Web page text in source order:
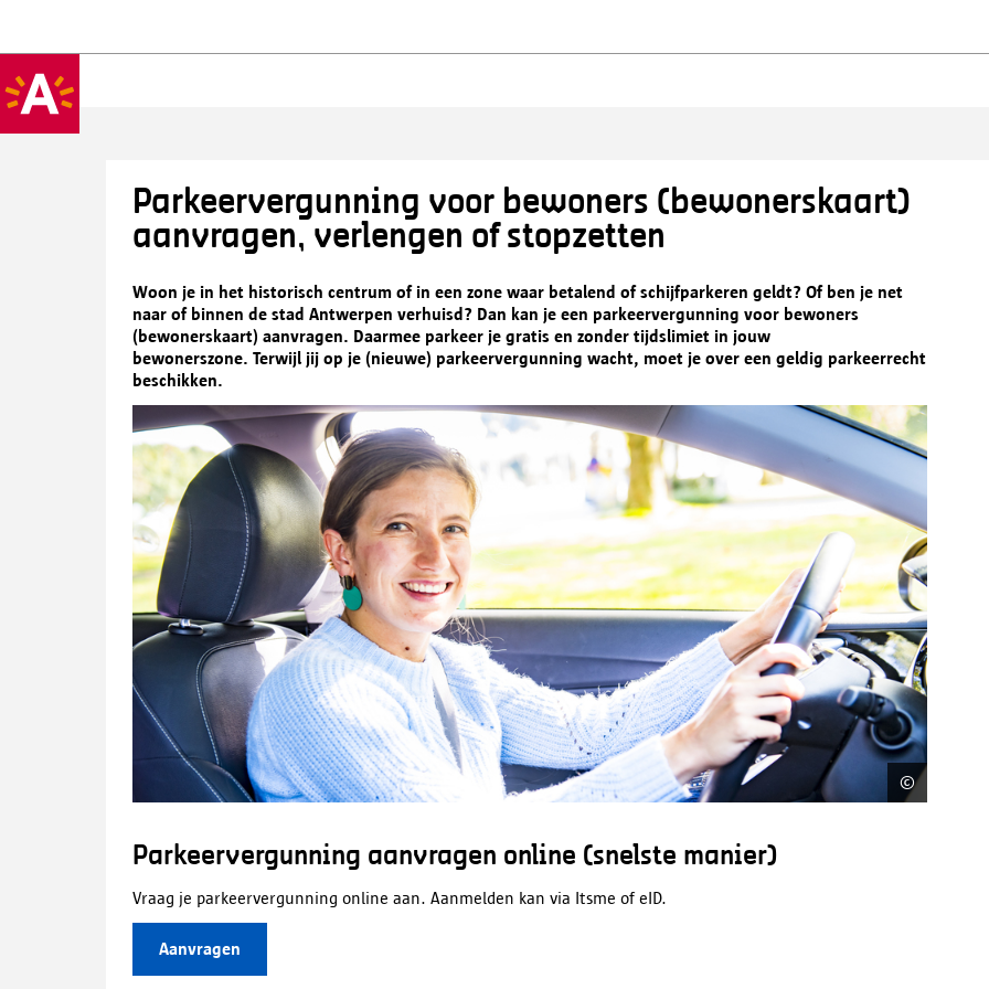
Parkeervergunning voor bewoners (bewonerskaart)
aanvragen, verlengen of stopzetten
Woon je in het historisch centrum of in een zone waar betalend of schijfparkeren geldt? Of ben je net
naar of binnen de stad Antwerpen verhuisd? Dan kan je een parkeervergunning voor bewoners
(bewonerskaart) aanvragen. Daarmee parkeer je gratis en zonder tijdslimiet in jouw
bewonerszone. Terwijl jij op je (nieuwe) parkeervergunning wacht, moet je over een geldig parkeerrecht
beschikken.
©
Parkeervergunning aanvragen online (snelste manier)
Vraag je parkeervergunning online aan. Aanmelden kan via Itsme of eID.
Aanvragen